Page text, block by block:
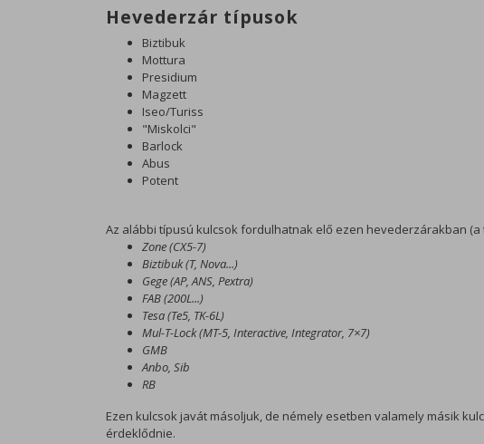
Hevederzár típusok
Biztibuk
Mottura
Presidium
Magzett
Iseo/Turiss
"Miskolci"
Barlock
Abus
Potent
Az alábbi típusú kulcsok fordulhatnak elő ezen hevederzárakban (a
Zone (CX5-7)
Biztibuk (T, Nova...)
Gege (AP, ANS, Pextra)
FAB (200L...)
Tesa (Te5, TK-6L)
Mul-T-Lock (MT-5, Interactive, Integrator, 7×7)
GMB
Anbo, Sib
RB
Ezen kulcsok javát másoljuk, de némely esetben valamely másik
érdeklődnie.